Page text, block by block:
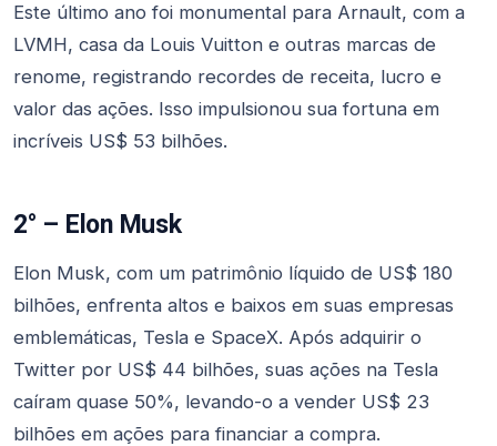
Este último ano foi monumental para Arnault, com a
LVMH, casa da Louis Vuitton e outras marcas de
renome, registrando recordes de receita, lucro e
valor das ações. Isso impulsionou sua fortuna em
incríveis US$ 53 bilhões.
2° – Elon Musk
Elon Musk, com um patrimônio líquido de US$ 180
bilhões, enfrenta altos e baixos em suas empresas
emblemáticas, Tesla e SpaceX. Após adquirir o
Twitter por US$ 44 bilhões, suas ações na Tesla
caíram quase 50%, levando-o a vender US$ 23
bilhões em ações para financiar a compra.